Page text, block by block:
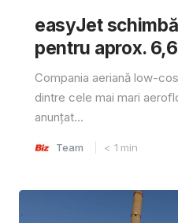
easyJet
pentru aprox.
Compania aeriană low-
dintre cele mai mari
anunțat...
Team < 1 min